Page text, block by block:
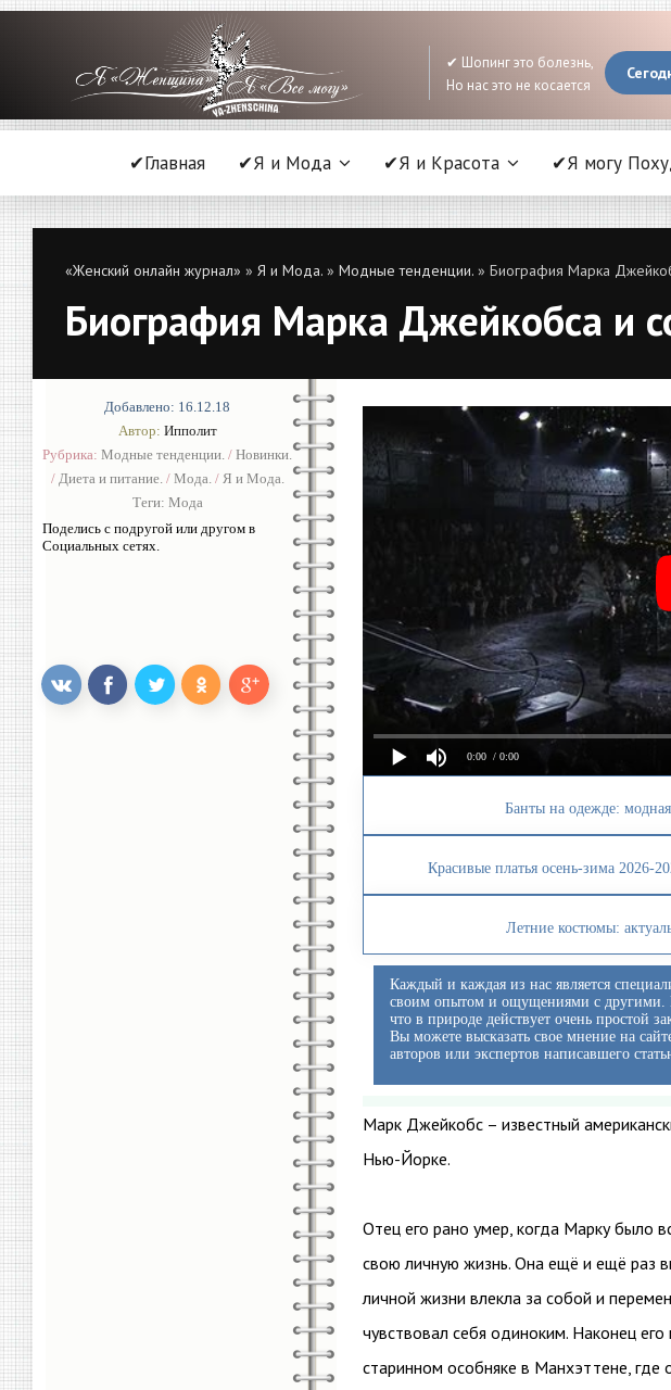
✔ Шопинг это болезнь,
Но нас это не косается
✔Главная ✔Я и Мода ✔Я и Красота ✔Я могу
«Женский онлайн журнал» » Я и Мода. » Модные тенденции. » Биография Марка
Биография Марка Джейкобса и
Добавлено: 16.12.18
Автор: Ипполит
Рубрика: Модные тенденции. / Новинки.
/ Диета и питание./ Мода./ Я и Мода.
Теги: Мода
Поделись с подругой или другом в
Социальных сетях.
0:00 / 0:00
Банты на одежде:
Красивые платья осень-зима 2026-
Летние костюмы:
Каждый и каждая из нас является
своим опытом и ощущениями с другими.
что в природе действует очень простой
Вы можете высказать свое мнение на
авторов или экспертов написавшего
Марк Джейкобс – известный
Нью-Йорке.
Отец его рано умер, когда Марку было
свою личную жизнь. Она ещё и ещё раз
личной жизни влекла за собой и
чувствовал себя одиноким. Наконец
старинном особняке в Манхэттене,